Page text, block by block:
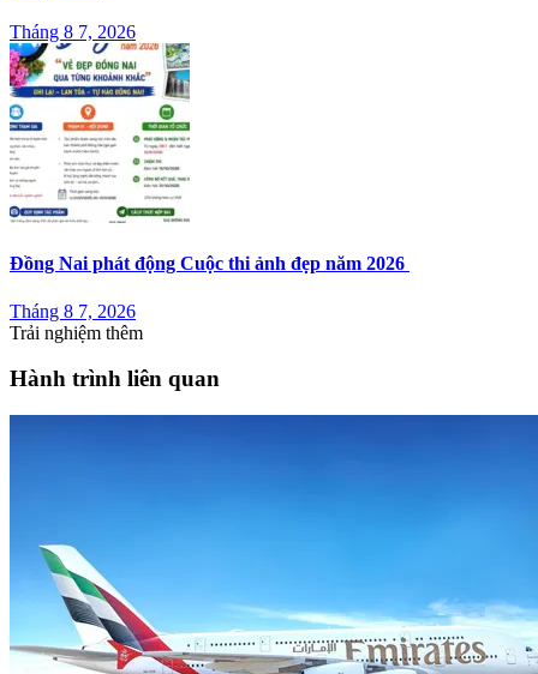
Tháng 8 7, 2026
Đồng Nai phát động Cuộc thi ảnh đẹp năm 2026
Tháng 8 7, 2026
Trải nghiệm thêm
Hành trình liên quan